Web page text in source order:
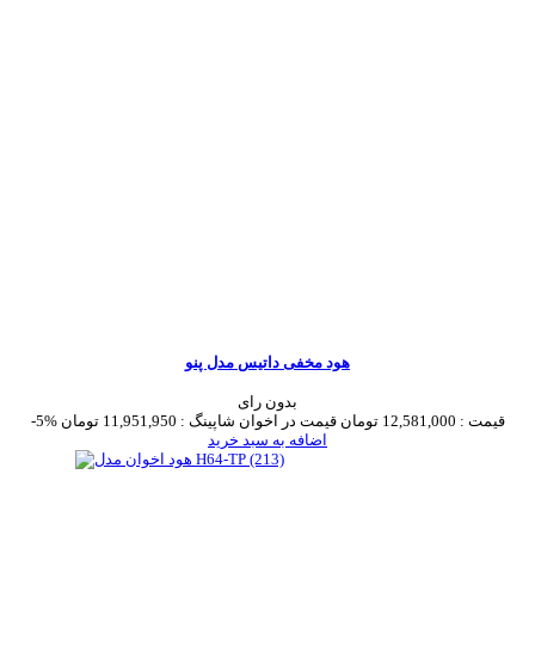
هود مخفی داتیس مدل پنو
بدون رای
-5%
قیمت : 12,581,000 تومان قیمت در اخوان شاپینگ : 11,951,950 تومان
اضافه به سبد خرید